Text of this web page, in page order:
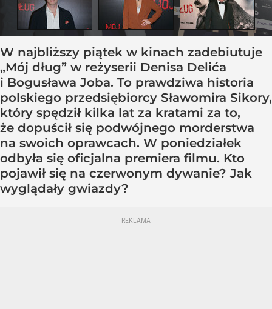
W najbliższy piątek w kinach zadebiutuje
„Mój dług” w reżyserii Denisa Delića
i Bogusława Joba. To prawdziwa historia
polskiego przedsiębiorcy Sławomira Sikory,
który spędził kilka lat za kratami za to,
że dopuścił się podwójnego morderstwa
na swoich oprawcach. W poniedziałek
odbyła się oficjalna premiera filmu. Kto
pojawił się na czerwonym dywanie? Jak
wyglądały gwiazdy?